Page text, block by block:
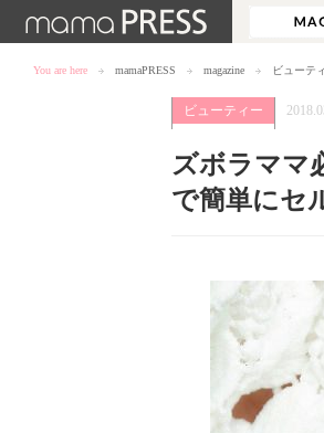
You are here mamaPRESS magazine ビューテ
ビューティー
ズボラママ
で簡単にセ